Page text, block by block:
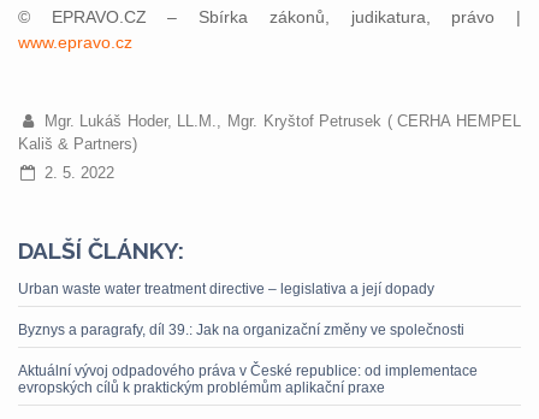
© EPRAVO.CZ – Sbírka zákonů, judikatura, právo |
www.epravo.cz
Mgr. Lukáš Hoder, LL.M., Mgr. Kryštof Petrusek ( CERHA HEMPEL
Kališ & Partners)
2. 5. 2022
DALŠÍ ČLÁNKY:
Urban waste water treatment directive – legislativa a její dopady
Byznys a paragrafy, díl 39.: Jak na organizační změny ve společnosti
Aktuální vývoj odpadového práva v České republice: od implementace
evropských cílů k praktickým problémům aplikační praxe